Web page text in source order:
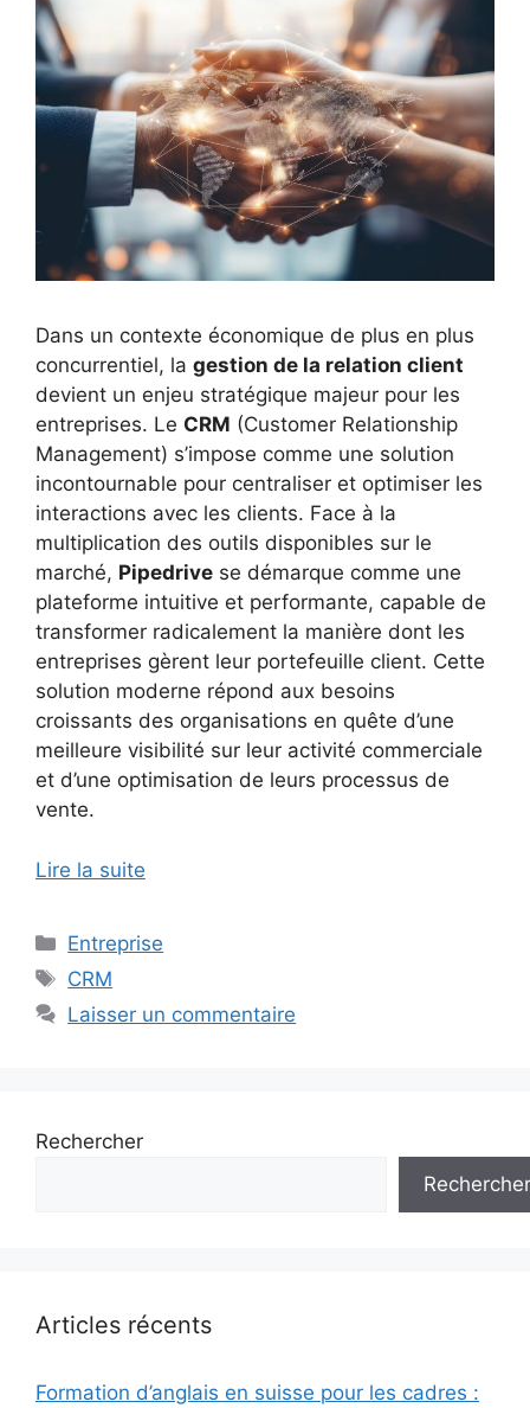
Dans un contexte économique de plus en plus
concurrentiel, la gestion de la relation client
devient un enjeu stratégique majeur pour les
entreprises. Le CRM (Customer Relationship
Management) s’impose comme une solution
incontournable pour centraliser et optimiser les
interactions avec les clients. Face à la
multiplication des outils disponibles sur le
marché, Pipedrive se démarque comme une
plateforme intuitive et performante, capable de
transformer radicalement la manière dont les
entreprises gèrent leur portefeuille client. Cette
solution moderne répond aux besoins
croissants des organisations en quête d’une
meilleure visibilité sur leur activité commerciale
et d’une optimisation de leurs processus de
vente.
Lire la suite
Catégories
Entreprise
Étiquettes
CRM
Laisser un commentaire
Rechercher
Rechercher
Articles récents
Formation d’anglais en suisse pour les cadres :